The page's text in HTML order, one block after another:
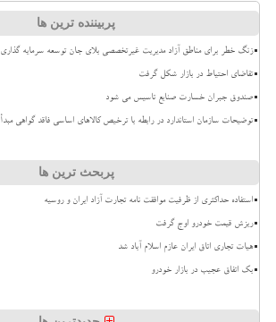
پربیننده ترین ها
زنگ خطر برای مناطق آزاد مدیریت غیرتخصصی بلای جان توسعه سرمایه گذاری
تقاضای احتیاط در بازار شکل گرفت
صندوق جبران خسارت صنایع تاسیس می شود
توضیحات سازمان استاندارد در رابطه با ترخیص کالاهای اساسی فاقد گواهی مبدأ
پربحث ترین ها
استفاده حداکثری از ظرفیت موافقت نامه تجارت آزاد ایران و روسیه
ریزش قیمت خودرو اوج گرفت
هیات تجاری اتاق ایران عازم اسلام آباد شد
بک اتفاق عجیب در بازار خودرو